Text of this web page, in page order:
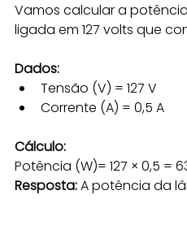
Vamos calcular a
ligada em 127 volts que
Dados:
Tensão (V) = 127 V
Corrente (A) = 0,5 A
Cálculo:
Potência (W)= 127 × 0,5 =
Resposta: A potência da